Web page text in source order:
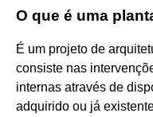
O que é uma
É um projeto de
consiste nas
internas através de
adquirido ou já